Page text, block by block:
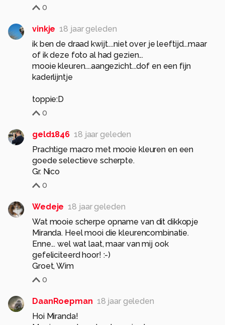
0
vinkje 18 jaar geleden
ik ben de draad kwijt....niet over je leeftijd...maar
of ik deze foto al had gezien...
mooie kleuren....aangezicht...dof en een fijn
kaderlijntje
toppie:D
0
geld1846 18 jaar geleden
Prachtige macro met mooie kleuren en een
goede selectieve scherpte.
Gr. Nico
0
Wedeje 18 jaar geleden
Wat mooie scherpe opname van dit dikkopje
Miranda. Heel mooi die kleurencombinatie.
Enne... wel wat laat, maar van mij ook
gefeliciteerd hoor! :-)
Groet, Wim
0
DaanRoepman 18 jaar geleden
Hoi Miranda!